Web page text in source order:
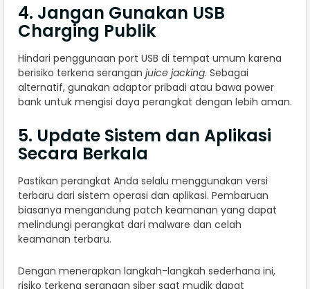
4. Jangan Gunakan USB
Charging Publik
Hindari penggunaan port USB di tempat umum karena
berisiko terkena serangan juice jacking. Sebagai
alternatif, gunakan adaptor pribadi atau bawa power
bank untuk mengisi daya perangkat dengan lebih aman.
5. Update Sistem dan Aplikasi
Secara Berkala
Pastikan perangkat Anda selalu menggunakan versi
terbaru dari sistem operasi dan aplikasi. Pembaruan
biasanya mengandung patch keamanan yang dapat
melindungi perangkat dari malware dan celah
keamanan terbaru.
Dengan menerapkan langkah-langkah sederhana ini,
risiko terkena serangan siber saat mudik dapat